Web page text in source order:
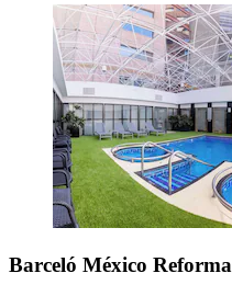
Barceló México Reforma